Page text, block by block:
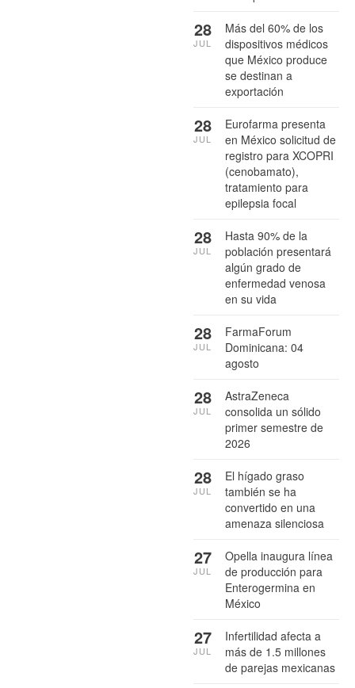
Más del 60% de los
dispositivos médicos
que México produce
se destinan a
exportación
28
JUL
Eurofarma presenta
en México solicitud de
registro para XCOPRI
(cenobamato),
tratamiento para
epilepsia focal
28
JUL
Hasta 90% de la
población presentará
algún grado de
enfermedad venosa
en su vida
28
JUL
FarmaForum
Dominicana: 04
agosto
28
JUL
AstraZeneca
consolida un sólido
primer semestre de
2026
28
JUL
El hígado graso
también se ha
convertido en una
amenaza silenciosa
28
JUL
Opella inaugura línea
de producción para
Enterogermina en
México
27
JUL
Infertilidad afecta a
más de 1.5 millones
de parejas mexicanas
27
JUL